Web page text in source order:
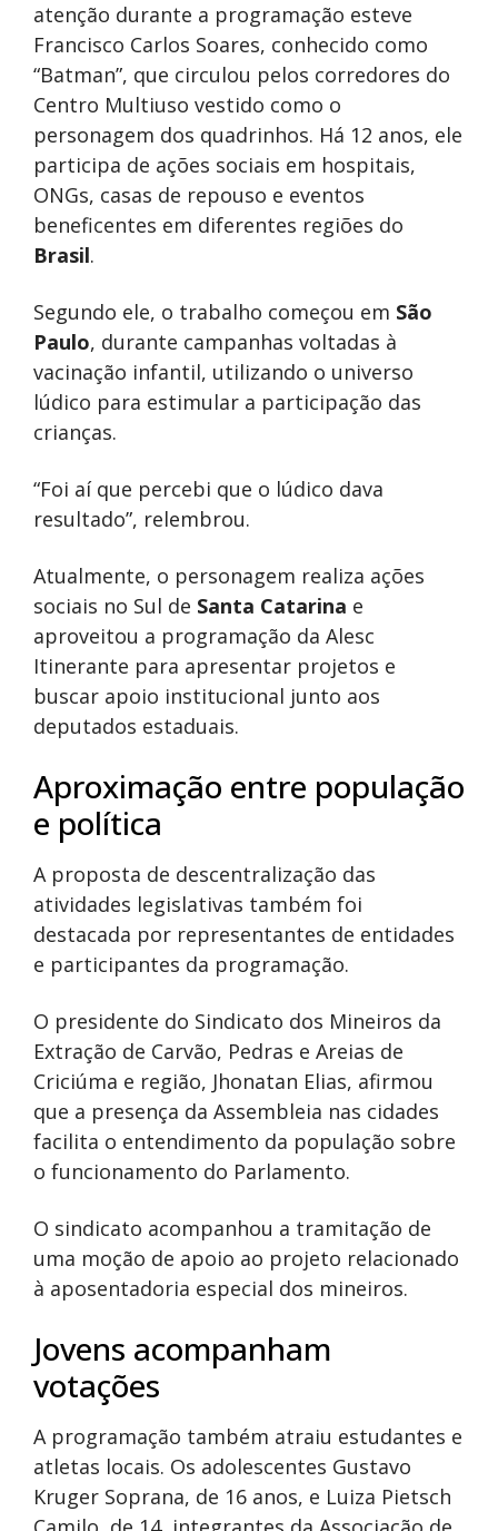
atenção durante a programação esteve
Francisco Carlos Soares, conhecido como
“Batman”, que circulou pelos corredores do
Centro Multiuso vestido como o
personagem dos quadrinhos. Há 12 anos, ele
participa de ações sociais em hospitais,
ONGs, casas de repouso e eventos
beneficentes em diferentes regiões do
Brasil.
Segundo ele, o trabalho começou em São
Paulo, durante campanhas voltadas à
vacinação infantil, utilizando o universo
lúdico para estimular a participação das
crianças.
“Foi aí que percebi que o lúdico dava
resultado”, relembrou.
Atualmente, o personagem realiza ações
sociais no Sul de Santa Catarina e
aproveitou a programação da Alesc
Itinerante para apresentar projetos e
buscar apoio institucional junto aos
deputados estaduais.
Aproximação entre população
e política
A proposta de descentralização das
atividades legislativas também foi
destacada por representantes de entidades
e participantes da programação.
O presidente do Sindicato dos Mineiros da
Extração de Carvão, Pedras e Areias de
Criciúma e região, Jhonatan Elias, afirmou
que a presença da Assembleia nas cidades
facilita o entendimento da população sobre
o funcionamento do Parlamento.
O sindicato acompanhou a tramitação de
uma moção de apoio ao projeto relacionado
à aposentadoria especial dos mineiros.
Jovens acompanham
votações
A programação também atraiu estudantes e
atletas locais. Os adolescentes Gustavo
Kruger Soprana, de 16 anos, e Luiza Pietsch